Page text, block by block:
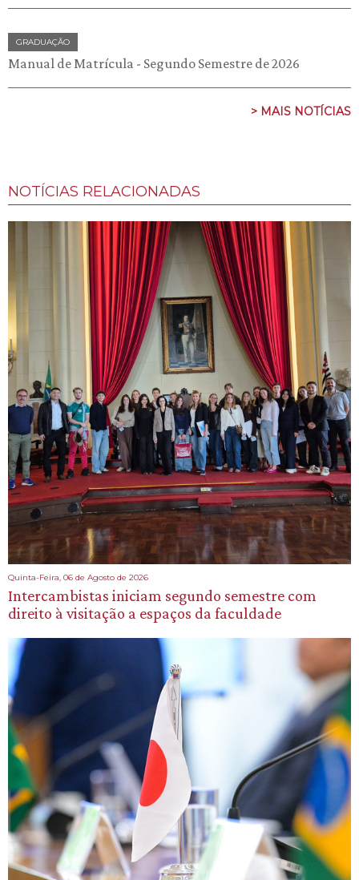
GRADUAÇÃO
Manual de Matrícula - Segundo Semestre de 2026
> MAIS NOTÍCIAS
NOTÍCIAS RELACIONADAS
Quinta-Feira, 06 de Agosto de 2026
Intercambistas iniciam segundo semestre com
direito à visitação a espaços da faculdade